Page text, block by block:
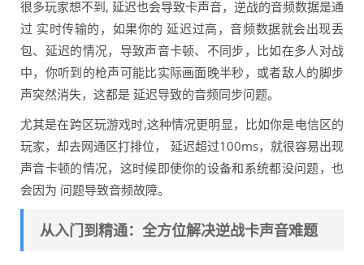
很多玩家想不到, 延迟也会导致卡声音，逆战的音频数据是通
过 实时传输的，如果你的 延迟过高，音频数据就会出现丢
包、延迟的情况，导致声音卡顿、不同步，比如在多人对战
中，你听到的枪声可能比实际画面晚半秒，或者敌人的脚步
声突然消失，这都是 延迟导致的音频同步问题。
尤其是在跨区玩游戏时,这种情况更明显，比如你是电信区的
玩家，却去网通区打排位， 延迟超过100ms，就很容易出现
声音卡顿的情况，这时候即使你的设备和系统都没问题，也
会因为 问题导致音频故障。
从入门到精通：全方位解决逆战卡声音难题